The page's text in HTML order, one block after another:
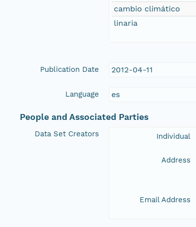
cambio climático
linaria
Publication Date 2012-04-11
Language es
People and Associated Parties
Data Set Creators Individual
Address
Email Address